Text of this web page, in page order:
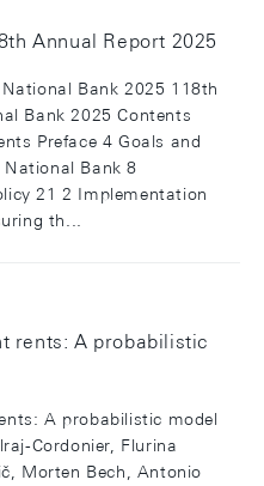
Annual Report 2025
Bank 2025 118th
Bank 2025 Contents
Preface 4 Goals and
Bank 8
21 2 Implementation
th...
rents: A probabilistic
A probabilistic model
Cordonier, Flurina
Morten Bech, Antonio